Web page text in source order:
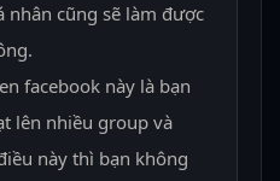
nhân cũng sẽ làm được
facebook này là bạn
lên nhiều group và
này thì bạn không